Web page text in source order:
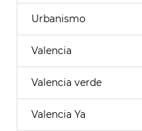
Urbanismo
Valencia
Valencia verde
Valencia Ya